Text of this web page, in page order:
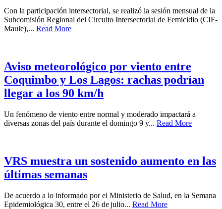
Con la participación intersectorial, se realizó la sesión mensual de la
Subcomisión Regional del Circuito Intersectorial de Femicidio (CIF-
Maule),... Read More
Aviso meteorológico por viento entre
Coquimbo y Los Lagos: rachas podrían
llegar a los 90 km/h
Un fenómeno de viento entre normal y moderado impactará a
diversas zonas del país durante el domingo 9 y... Read More
VRS muestra un sostenido aumento en las
últimas semanas
De acuerdo a lo informado por el Ministerio de Salud, en la Semana
Epidemiológica 30, entre el 26 de julio... Read More